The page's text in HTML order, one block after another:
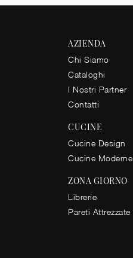
AZIENDA
Chi Siamo
Cataloghi
I Nostri Partner
Contatti
CUCINE
Cucine Design
Cucine Moderne
ZONA GIORNO
Librerie
Pareti Attrezzate